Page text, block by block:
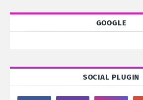
GOOGLE
SOCIAL PLUGIN